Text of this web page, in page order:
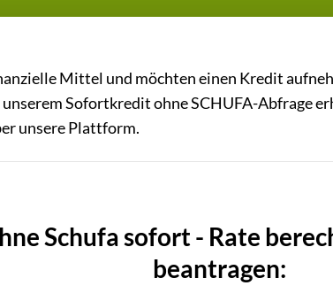
Mittel und möchten einen Kredit
Sofortkredit ohne SCHUFA-Abfrage
unsere Plattform.
Schufa sofort - Rate
beantragen: